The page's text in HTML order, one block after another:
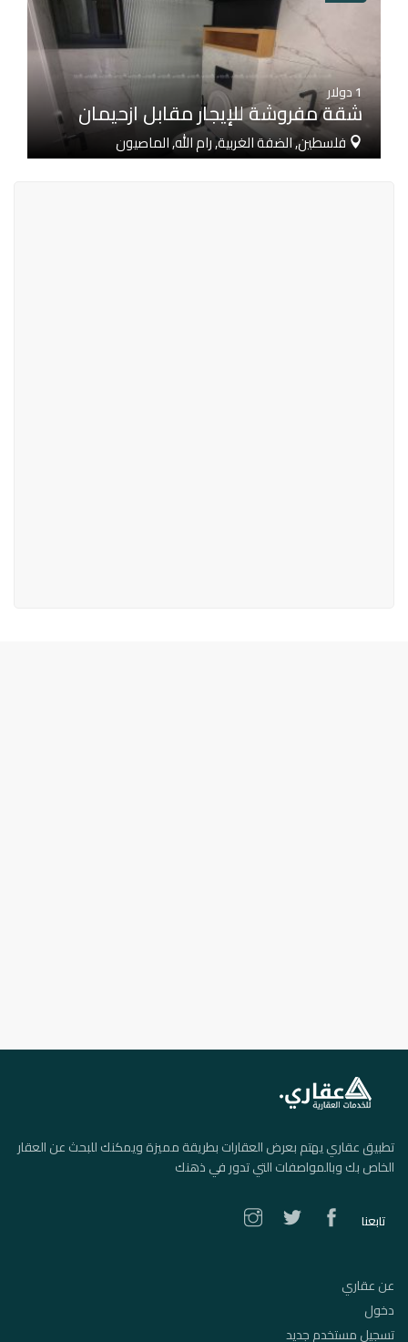
1دولار
شقة مفروشة للإيجار مقابل ازحيمان
فلسطين, الضفة الغربية, رام الله, الماصيون
تطبيق عقاري يهتم بعرض العقارات بطريقة مميزة ويمكنك للبحث عن العقار
الخاص بك وبالمواصفات التي تدور في ذهنك
تابعنا
عن عقاري
دخول
تسجيل مستخدم جديد